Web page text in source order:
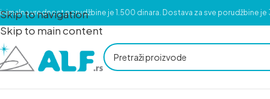
Skip to navigation
Skip to main content
vrednost porudžbine je 1.500 dinara. Dostava za sve porudžbine je